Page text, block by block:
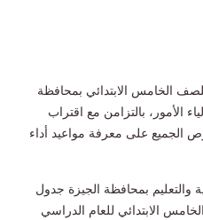
الخامس الابتدائي بمحافظة
أولياء الأمور، بالتزامن مع اقتراب
الجميع على معرفة مواعيد أداء
والتعليم بمحافظة الجيزة جدول
الابتدائي للعام الدراسي